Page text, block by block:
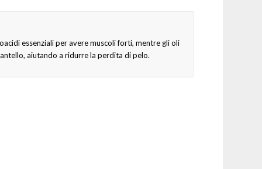
essenziali per avere muscoli forti, mentre gli oli
aiutando a ridurre la perdita di pelo.